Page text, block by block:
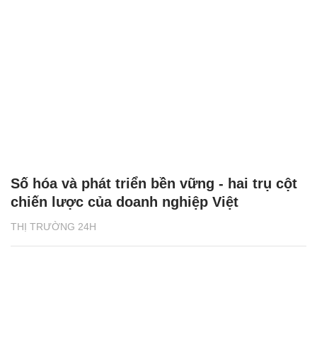
THỊ TRƯỜNG 24H
Số hóa và phát triển bền vững - hai trụ cột
chiến lược của doanh nghiệp Việt